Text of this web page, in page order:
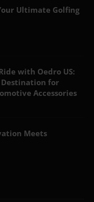
Ultimate Golfing
with Oedro US:
for
Accessories
Meets